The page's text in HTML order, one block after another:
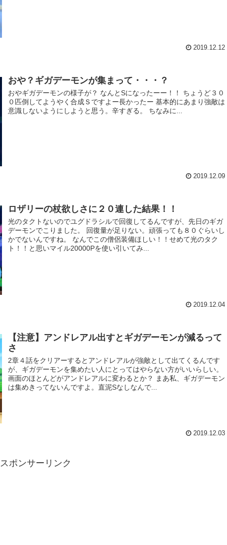
2019.12.12
おや？ギガデーモンが集まって・・・？
おやギガデーモンの様子が？ なんとSになったーー！！ ちょうど３０
０匹倒してようやく合成Ｓですよー長かったー 基本的にあまり強敵は
意識しないようにしようと思う。辛すぎる。 ちなみに...
2019.12.09
ロザリーの杖欲しさに２０連した結果！！
光のタクトないのでユグドラシルで回復してるんですが、先日のギガ
デーモンでこりました。 回復量が足りない。頑張っても８０ぐらいし
かでないんですね。 なんでこの僧侶装備ほしい！！せめて光のタク
ト！！と思いマイル20000Pを使い引いてみ...
2019.12.04
【注意】アンドレアル出すとギガデーモンが減るって
さ
2章４話をクリアーするとアンドレアルが強敵として出てくるんです
が、ギガデーモンを集めたい人にとってはやらない方がいいらしい。
画面のほとんどがアンドレアルに変わるとか？ まあ私、ギガデーモン
は集めきってないんですよ。直泥Sなしなんで...
2019.12.03
スポンサーリンク